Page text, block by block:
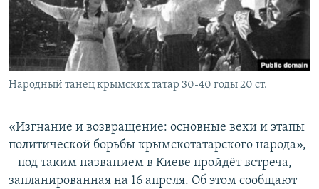
ПОБЕДИТЕЛЕЙ НЕ СУДЯТ?
КРЫМ.НЕПОКОРЕННЫЙ
ELIFBE
УКРАИНСКАЯ ПРОБЛЕМА КРЫМА
ПРИСОЕДИНЯЙТЕСЬ!
Народный танец крымских татар 30-40 годы 20 ст.
«Изгнание и возвращение: основные вехи и этапы
политической борьбы крымскотатарского народа»,
– под таким названием в Киеве пройдёт встреча,
запланированная на 16 апреля. Об этом сообщают